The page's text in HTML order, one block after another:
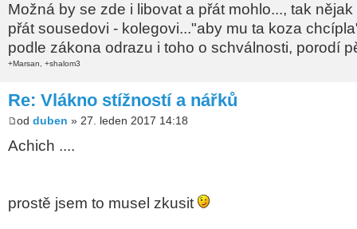
Možná by se zde i libovat a přát mohlo..., tak
přát sousedovi - kolegovi..."aby mu ta koza
podle zákona odrazu i toho o schválnosti, porodí
+Marsan, +shalom3
Re: Vlákno stížností a nářků
od duben » 27. leden 2017 14:18
Achich ....
prostě jsem to musel zkusit